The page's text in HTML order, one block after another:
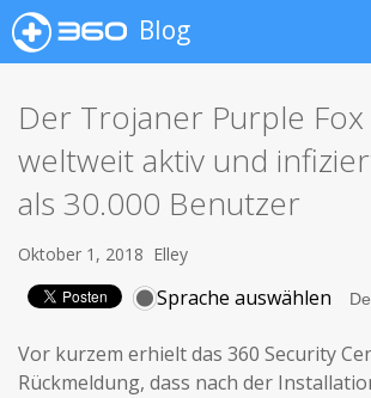
Blog
Der Trojaner Purple
weltweit aktiv und
als 30.000 Benutzer
Oktober 1, 2018 Elley
Sprache auswählen
Vor kurzem erhielt das 360 Security
Rückmeldung, dass nach der